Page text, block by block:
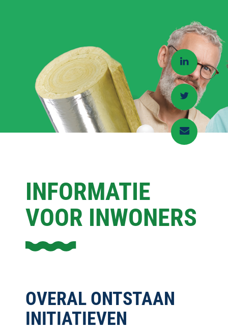
INFORMATIE
VOOR INWONERS
OVERAL ONTSTAAN
INITIATIEVEN